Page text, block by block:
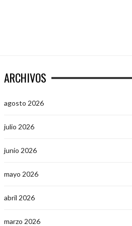
ARCHIVOS
agosto 2026
julio 2026
junio 2026
mayo 2026
abril 2026
marzo 2026